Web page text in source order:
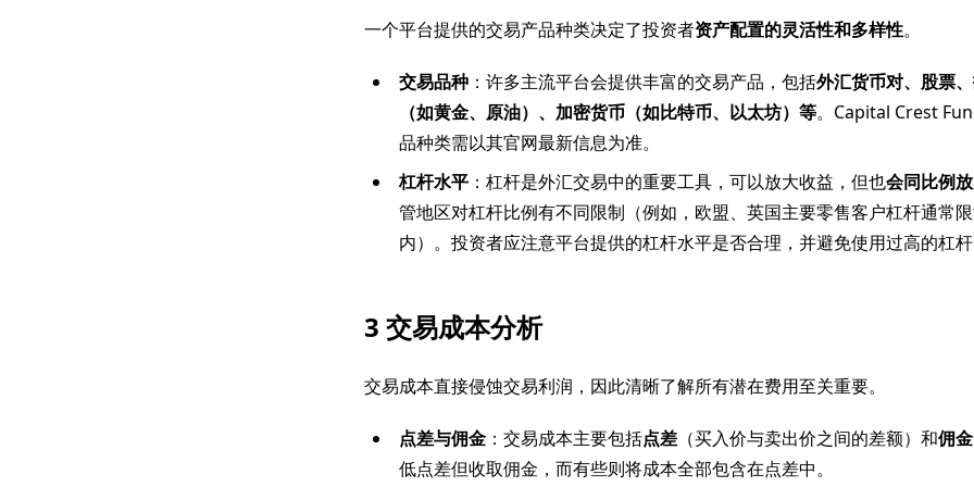
一个平台提供的交易产品种类决定了投资者资产配置的灵活性和多样性。
交易品种：许多主流平台会提供丰富的交易产品，包括外汇货币对、股票
（如黄金、原油）、加密货币（如比特币、以太坊）等。Capital Crest
品种类需以其官网最新信息为准。
杠杆水平：杠杆是外汇交易中的重要工具，可以放大收益，但也会同比例
管地区对杠杆比例有不同限制（例如，欧盟、英国主要零售客户杠杆通常
内）。投资者应注意平台提供的杠杆水平是否合理，并避免使用过高的杠
3 交易成本分析
交易成本直接侵蚀交易利润，因此清晰了解所有潜在费用至关重要。
点差与佣金：交易成本主要包括点差（买入价与卖出价之间的差额）和佣金
低点差但收取佣金，而有些则将成本全部包含在点差中。